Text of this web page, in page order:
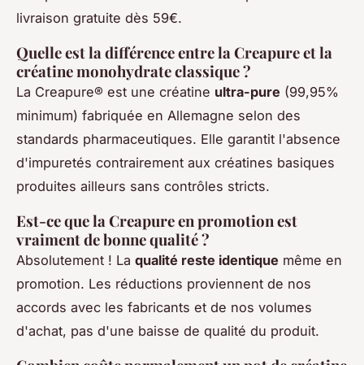
livraison gratuite dès 59€.
Quelle est la différence entre la Creapure et la
créatine monohydrate classique ?
La Creapure® est une créatine ultra-pure (99,95%
minimum) fabriquée en Allemagne selon des
standards pharmaceutiques. Elle garantit l'absence
d'impuretés contrairement aux créatines basiques
produites ailleurs sans contrôles stricts.
Est-ce que la Creapure en promotion est
vraiment de bonne qualité ?
Absolutement ! La qualité reste identique même en
promotion. Les réductions proviennent de nos
accords avec les fabricants et de nos volumes
d'achat, pas d'une baisse de qualité du produit.